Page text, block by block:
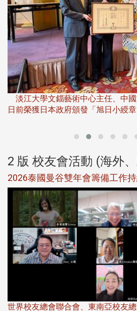
淡江大學文錙藝術中心主任、中國
日前榮獲日本政府頒發「旭日小綬章
2 版 校友會活動 (海外
2026泰國曼谷雙年會籌備工作
世界校友總會聯合會、東南亞校友